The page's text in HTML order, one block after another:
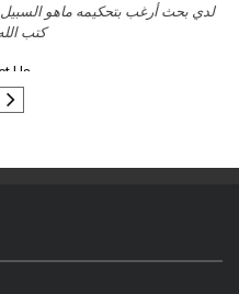
السلام عليكم ورحمة الله